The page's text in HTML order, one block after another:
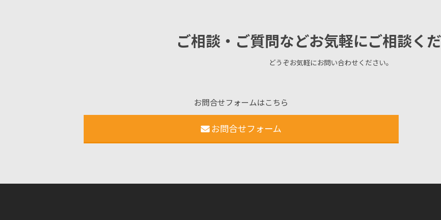
ご相談・ご質問などお気軽にご相談く
どうぞお気軽にお問い合わせください。
お問合せフォームはこちら
お問合せフォーム